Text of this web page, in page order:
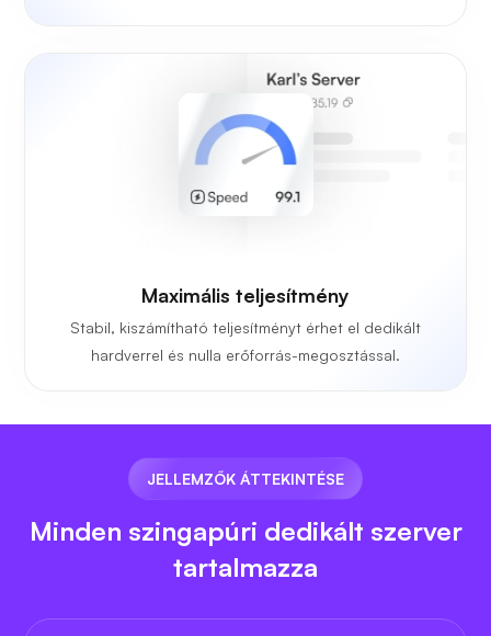
Maximális teljesítmény
Stabil, kiszámítható teljesítményt érhet el dedikált
hardverrel és nulla erőforrás-megosztással.
JELLEMZŐK ÁTTEKINTÉSE
Minden szingapúri dedikált szerver
tartalmazza